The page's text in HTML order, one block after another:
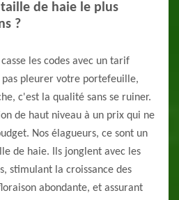
de haie le plus
?
les codes avec un tarif
pleurer votre portefeuille,
c'est la qualité sans se ruiner.
de haut niveau à un prix qui ne
Nos élagueurs, ce sont un
de haie. Ils jonglent avec les
stimulant la croissance des
abondante, et assurant